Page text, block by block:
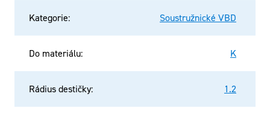
Kategorie: Soustružnické VBD
Do materiálu: K
Rádius destičky: 1.2